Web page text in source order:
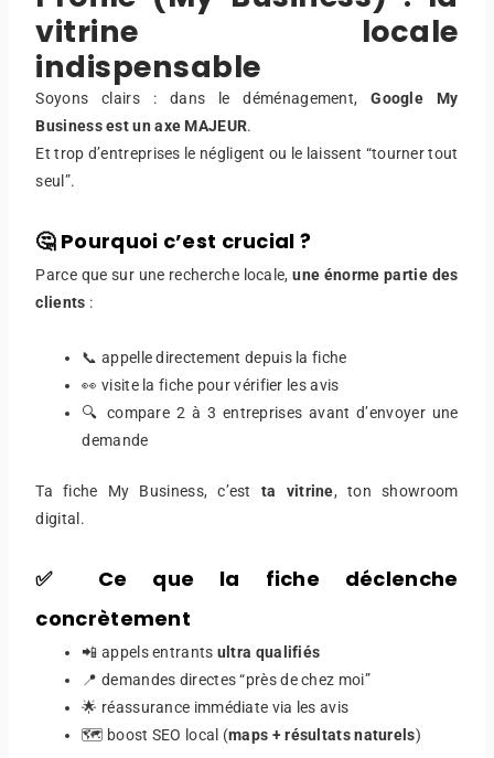
vitrine locale
indispensable
Soyons clairs : dans le déménagement,Google My
Business est un axe MAJEUR.
Et trop d’entreprises le négligent ou le laissent “tourner tout
seul”.
🤔 Pourquoi c’est crucial ?
Parce que sur une recherche locale,une énorme partie des
clients :
📞 appelle directement depuis la fiche
👀 visite la fiche pour vérifier les avis
🔍 compare 2 à 3 entreprises avant d’envoyer une
demande
Ta fiche My Business, c’est ta vitrine, ton showroom
digital.
✅ Ce que la fiche déclenche
concrètement
📲 appels entrants ultra qualifiés
📍 demandes directes “près de chez moi”
🌟 réassurance immédiate via les avis
🗺️ boost SEO local (maps + résultats naturels)